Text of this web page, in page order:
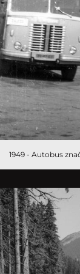
1949 - Autobus